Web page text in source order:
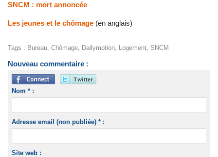
SNCM : mort annoncée
Les jeunes et le chômage (en anglais)
Tags : Bureau, Chômage, Dailymotion, Logement, SNCM
Nouveau commentaire :
Nom * :
Adresse email (non publiée) * :
Site web :